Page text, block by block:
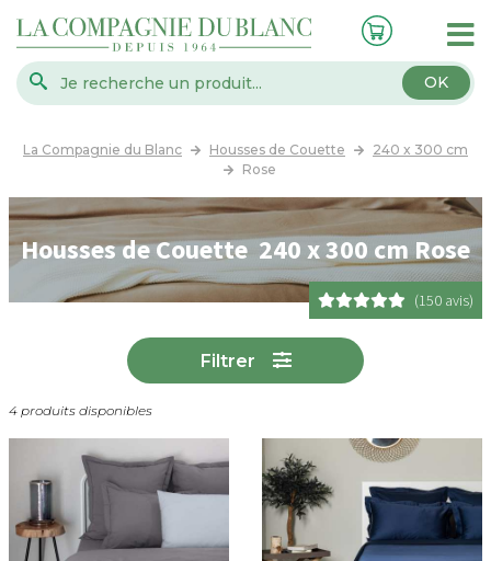
OK
La Compagnie du Blanc Housses de Couette
240 x 300 cm
Rose
Housses de Couette 240 x 300 cm Rose
(150 avis)
Filtrer
4 produits disponibles